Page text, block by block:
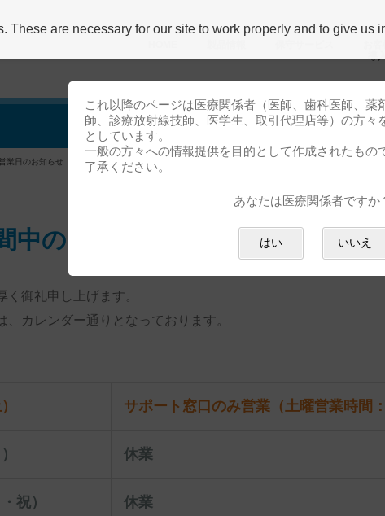
導
業日のお知らせ
中の営業日のお知らせ
御礼申し上げます。
、カレンダー通りとなっております。
サポート窓口のみ営業（土曜営業時間：
休業
祝） 休業
これ以降のページは医療関係者（医師、歯科医師、薬
師、診療放射線技師、医学生、取引代理店等）の方々
としています。
一般の方々への情報提供を目的として作成されたもの
了承ください。
あなたは医療関係者ですか
はい いいえ
These are necessary for our site to work properly and to give us